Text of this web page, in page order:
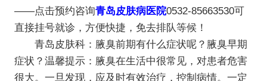
——点击预约咨询青岛皮肤病医院0532-85663530可
直接挂号就诊，方便快捷，免去排队等候！
青岛皮肤科：腋臭前期有什么症状呢？腋臭早期
症状？温馨提示：腋臭在生活中很常见，对患者危害
很大。一旦发现，应及时有效治疗，控制病情。一定